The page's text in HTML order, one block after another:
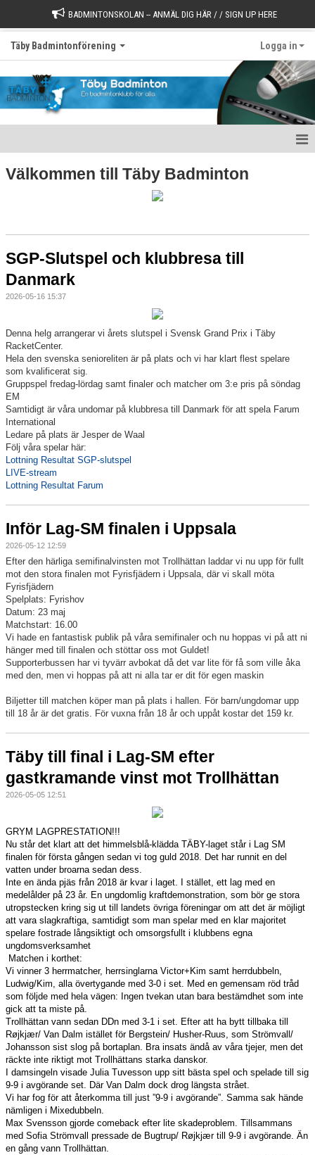
BADMINTONSKOLAN -- ANMÄL DIG HÄR / / SIGN UP HERE
Täby Badmintonförening Logga in
Styrelse
Kontakt
Information Tibble NIU
Täby-278 SM-GULD genom tiderna
Anmälan till Badmintonskolan HT-26
Information Vuxenträning HT-26
Lilla Badmintonligan
Medlemsinformation
Täby Badminton SummerCamp 15-17 juni
Täby International Para Badminton Camp august 5-9
Välkommen till Täby Badminton
SGP-Slutspel och klubbresa till
Danmark
2026-05-16 15:37
Denna helg arrangerar vi årets slutspel i Svensk Grand Prix i Täby
RacketCenter.
Hela den svenska senioreliten är på plats och vi har klart flest spelare
som kvalificerat sig.
Gruppspel fredag-lördag samt finaler och matcher om 3:e pris på söndag
EM
Samtidigt är våra undomar på klubbresa till Danmark för att spela Farum
International
Ledare på plats är Jesper de Waal
Följ våra spelar här:
Lottning Resultat SGP-slutspel
LIVE-stream
Lottning Resultat Farum
Inför Lag-SM finalen i Uppsala
2026-05-12 12:59
Efter den härliga semifinalvinsten mot Trollhättan laddar vi nu upp för fullt
mot den stora finalen mot Fyrisfjädern i Uppsala, där vi skall möta
Fyrisfjädern
Spelplats: Fyrishov
Datum: 23 maj
Matchstart: 16.00
Vi hade en fantastisk publik på våra semifinaler och nu hoppas vi på att ni
hänger med till finalen och stöttar oss mot Guldet!
Supporterbussen har vi tyvärr avbokat då det var lite för få som ville åka
med den, men vi hoppas på att ni alla tar er dit för egen maskin
Biljetter till matchen köper man på plats i hallen. För barn/ungdomar upp
till 18 år är det gratis. För vuxna från 18 år och uppåt kostar det 159 kr.
Täby till final i Lag-SM efter
gastkramande vinst mot Trollhättan
2026-05-05 12:51
GRYM LAGPRESTATION!!!
Nu står det klart att det himmelsblå-klädda TÄBY-laget står i Lag SM
finalen för första gången sedan vi tog guld 2018. Det har runnit en del
vatten under broarna sedan dess.
Inte en ända pjäs från 2018 är kvar i laget. I stället, ett lag med en
medelålder på 23 år. En ungdomlig kraftdemonstration, som bör ge stora
utropstecken kring sig ut till landets övriga föreningar om att det är möjligt
att vara slagkraftiga, samtidigt som man spelar med en klar majoritet
spelare fostrade långsiktigt och omsorgsfullt i klubbens egna
ungdomsverksamhet
Matchen i korthet:
Vi vinner 3 herrmatcher, herrsinglarna Victor+Kim samt herrdubbeln,
Ludwig/Kim, alla övertygande med 3-0 i set. Med en gemensam röd tråd
som följde med hela vägen: Ingen tvekan utan bara bestämdhet som inte
gick att ta miste på.
Trollhättan vann sedan DDn med 3-1 i set. Efter att ha bytt tillbaka till
Røjkjær/ Van Dalm istället för Bergstein/ Husher-Ruus, som Strömvall/
Johansson sist slog på bortaplan. Bra insats ändå av våra tjejer, men det
räckte inte riktigt mot Trollhättans starka danskor.
I damsingeln visade Julia Tuvesson upp sitt bästa spel och spelade till sig
9-9 i avgörande set. Där Van Dalm dock drog längsta strået.
Vi har fog för att återkomma till just ”9-9 i avgörande”. Samma sak hände
nämligen i Mixedubbeln.
Max Svensson gjorde comeback efter lite skadeproblem. Tillsammans
med Sofia Strömvall pressade de Bugtrup/ Røjkjær till 9-9 i avgörande. Än
en gång vann Trollhättan.